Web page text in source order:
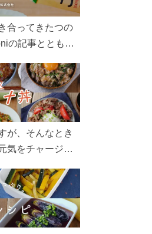
合ってきたつの
の記事とともに
こだわりまで。
るコンテンツを
が、そんなとき
気をチャージ！
飛ばしましょ